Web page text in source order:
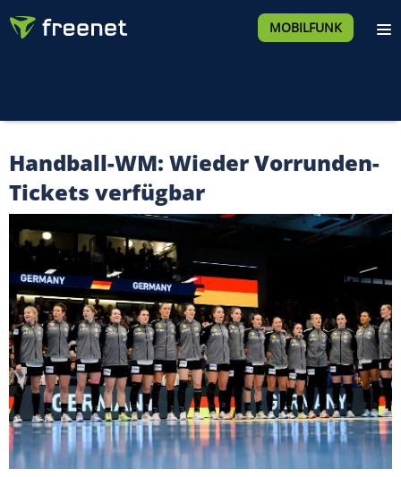
MOBILFUNK
Handball-WM: Wieder Vorrunden-
Tickets verfügbar